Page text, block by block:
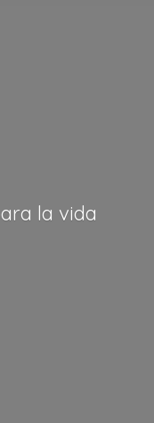
la vida